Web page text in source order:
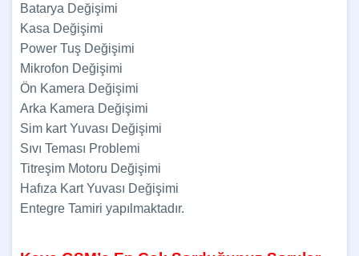
Batarya Değişimi
Kasa Değişimi
Power Tuş Değişimi
Mikrofon Değişimi
Ön Kamera Değişimi
Arka Kamera Değişimi
Sim kart Yuvası Değişimi
Sıvı Teması Problemi
Titreşim Motoru Değişimi
Hafıza Kart Yuvası Değişimi
Entegre Tamiri yapılmaktadır.